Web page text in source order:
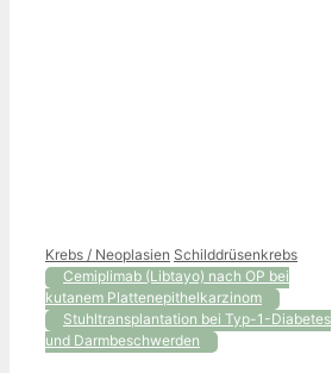
Kategorien
Krebs / Neoplasien Schlagwörter
Schilddrüsenkrebs
Cemiplimab (Libtayo) nach OP bei
kutanem Plattenepithelkarzinom
Stuhltransplantation bei Typ-1-Diabetes
und Darmbeschwerden